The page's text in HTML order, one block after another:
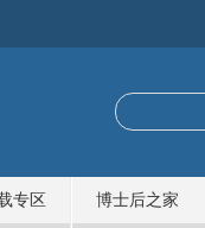
专区 博士后之家